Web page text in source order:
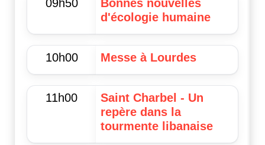
09h50
Bonnes nouvelles
d'écologie humaine
10h00 Messe à Lourdes
11h00
Saint Charbel - Un
repère dans la
tourmente libanaise